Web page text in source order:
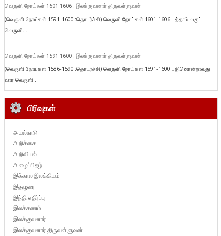
வெருளி நோய்கள் 1601-1606 : இலக்குவனார் திருவள்ளுவன்
(வெருளி நோய்கள் 1591-1600 :தொடர்ச்சி) வெருளி நோய்கள் 1601-1606 பத்தாம் வகுப்பு
வெருளி...
வெருளி நோய்கள் 1591-1600 : இலக்குவனார் திருவள்ளுவன்
(வெருளி நோய்கள் 1586-1590 :தொடர்ச்சி) வெருளி நோய்கள் 1591-1600 பதினொன்றாவது
வார வெருளி...
பிரிவுகள்
அயல்நாடு
அறிக்கை
அறிவியல்
அழைப்பிதழ்
இக்கால இலக்கியம்
இதழுரை
இந்தி எதிர்ப்பு
இலக்கணம்
இலக்குவனார்
இலக்குவனார் திருவள்ளுவன்